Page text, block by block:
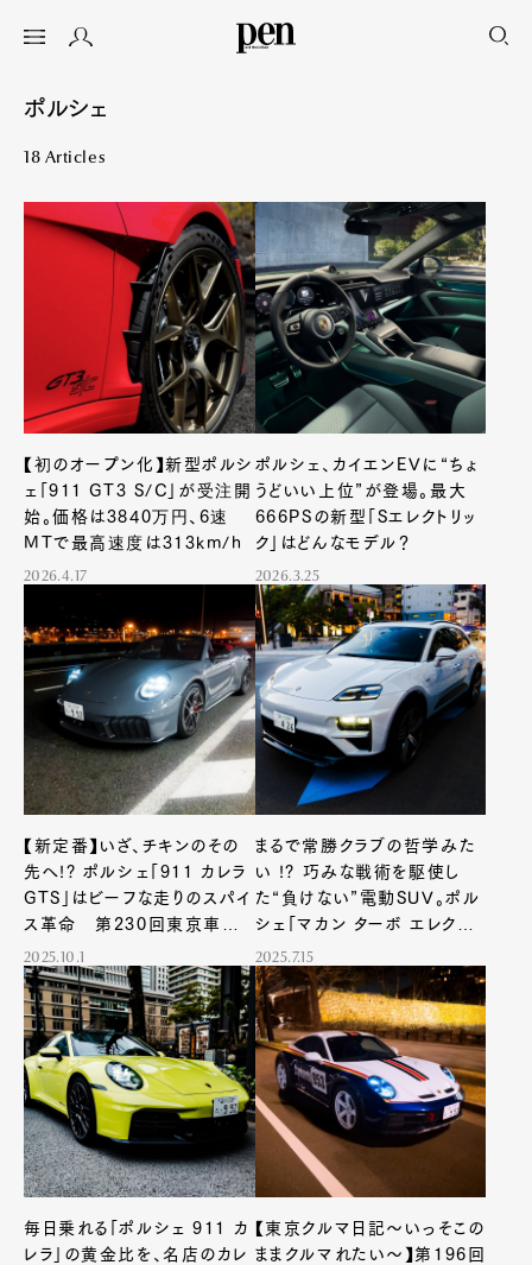
ポルシェ
18 Articles
【初のオープン化】新型ポルシ
ェ「911 GT3 S/C」が受注開
始。価格は3840万円、6速
MTで最高速度は313km/h
2026.4.17
ポルシェ、カイエンEVに“ちょ
うどいい上位”が登場。最大
666PSの新型「Sエレクトリッ
ク」はどんなモデル？
2026.3.25
【新定番】いざ、チキンのその
先へ!? ポルシェ「911 カレラ
GTS」はビーフな走りのスパイ
ス革命 第230回東京車日
記
2025.10.1
まるで常勝クラブの哲学みた
い !? 巧みな戦術を駆使し
た“負けない”電動SUV。ポル
シェ「マカン ターボ エレクトリ
ック」【第225回 東京車日記】
2025.7.15
毎日乗れる「ポルシェ 911 カ
レラ」の黄金比を、名店のカレ
【東京クルマ日記〜いっそこの
ままクルマれたい〜】第196回